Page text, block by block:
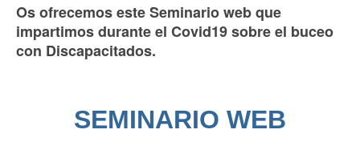
Os ofrecemos este Seminario web que
impartimos durante el Covid19 sobre el buceo
con Discapacitados.
SEMINARIO WEB